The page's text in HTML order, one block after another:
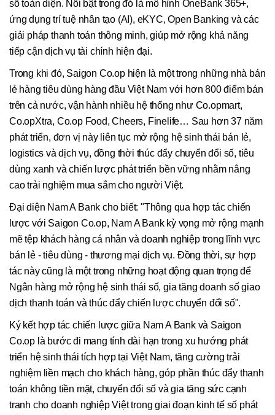
số toàn diện. Nổi bật trong đó là mô hình OneBank 365+,
ứng dụng trí tuệ nhân tạo (AI), eKYC, Open Banking và các
giải pháp thanh toán thông minh, giúp mở rộng khả năng
tiếp cận dịch vụ tài chính hiện đại.
Trong khi đó, Saigon Co.op hiện là một trong những nhà bán
lẻ hàng tiêu dùng hàng đầu Việt Nam với hơn 800 điểm bán
trên cả nước, vận hành nhiều hệ thống như Co.opmart,
Co.opXtra, Co.op Food, Cheers, Finelife… Sau hơn 37 năm
phát triển, đơn vị này liên tục mở rộng hệ sinh thái bán lẻ,
logistics và dịch vụ, đồng thời thúc đẩy chuyển đổi số, tiêu
dùng xanh và chiến lược phát triển bền vững nhằm nâng
cao trải nghiệm mua sắm cho người Việt.
Đại diện Nam A Bank cho biết: "Thông qua hợp tác chiến
lược với Saigon Co.op, Nam A Bank kỳ vọng mở rộng mạnh
mẽ tệp khách hàng cá nhân và doanh nghiệp trong lĩnh vực
bán lẻ - tiêu dùng - thương mại dịch vụ. Đồng thời, sự hợp
tác này cũng là một trong những hoạt động quan trọng để
Ngân hàng mở rộng hệ sinh thái số, gia tăng doanh số giao
dịch thanh toán và thúc đẩy chiến lược chuyển đổi số".
Ký kết hợp tác chiến lược giữa Nam A Bank và Saigon
Co.op là bước đi mang tính dài hạn trong xu hướng phát
triển hệ sinh thái tích hợp tại Việt Nam, tăng cường trải
nghiệm liền mạch cho khách hàng, góp phần thúc đẩy thanh
toán không tiền mặt, chuyển đổi số và gia tăng sức cạnh
tranh cho doanh nghiệp Việt trong giai đoạn kinh tế số phát